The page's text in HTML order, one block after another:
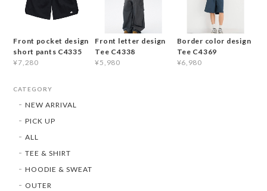
Front pocket design
short pants C4335
¥7,280
Front letter design
Tee C4338
¥5,980
Border color design
Tee C4369
¥6,980
CATEGORY
NEW ARRIVAL
PICK UP
ALL
TEE & SHIRT
HOODIE & SWEAT
OUTER